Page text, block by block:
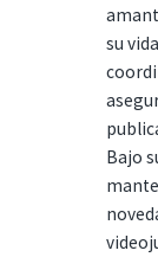
su
Bajo